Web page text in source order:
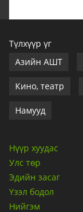
Түлхүүр үг
Азийн АШТ
Кино, театр
Намууд
Нүүр хуудас
Улс төр
Эдийн засаг
Үзэл бодол
Нийгэм